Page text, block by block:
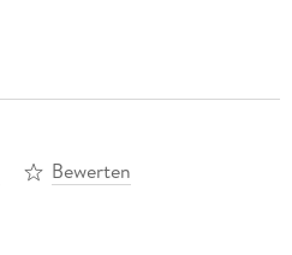
Bewerten